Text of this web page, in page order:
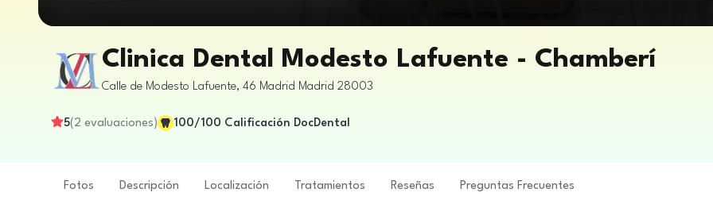
Clinica Dental Modesto Lafuente - Chamberí
Calle de Modesto Lafuente, 46 Madrid Madrid 28003
5( 2 evaluaciones) 100/100 Calificación DocDental
Fotos Descripción Localización Tratamientos Reseñas Preguntas Frecuentes